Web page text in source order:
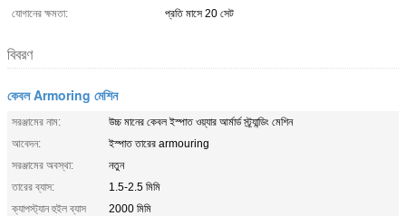
যোগানের ক্ষমতা:
প্রতি মাসে 20 সেট
বিবরণ
কেবল Armoring মেশিন
সরঞ্জামের নাম:
উচ্চ মানের কেবল ইস্পাত ওয়্যার আর্মার্ড স্ট্র্যান্ডিং মেশিন
আবেদন:
ইস্পাত তারের armouring
সরঞ্জামের অবস্থা:
নতুন
তারের ব্যাস:
1.5-2.5 মিমি
ক্যাপস্ট্যান হুইল ব্যাস
2000 মিমি